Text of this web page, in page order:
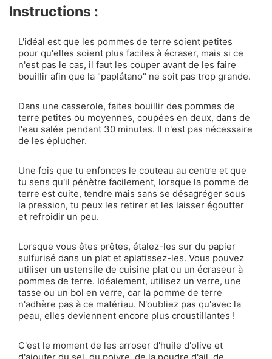
Instructions :
L'idéal est que les pommes de terre soient petites
pour qu'elles soient plus faciles à écraser, mais si ce
n'est pas le cas, il faut les couper avant de les faire
bouillir afin que la "paplátano" ne soit pas trop grande.
Dans une casserole, faites bouillir des pommes de
terre petites ou moyennes, coupées en deux, dans de
l'eau salée pendant 30 minutes. Il n'est pas nécessaire
de les éplucher.
Une fois que tu enfonces le couteau au centre et que
tu sens qu'il pénètre facilement, lorsque la pomme de
terre est cuite, tendre mais sans se désagréger sous
la pression, tu peux les retirer et les laisser égoutter
et refroidir un peu.
Lorsque vous êtes prêtes, étalez-les sur du papier
sulfurisé dans un plat et aplatissez-les. Vous pouvez
utiliser un ustensile de cuisine plat ou un écraseur à
pommes de terre. Idéalement, utilisez un verre, une
tasse ou un bol en verre, car la pomme de terre
n'adhère pas à ce matériau. N'oubliez pas qu'avec la
peau, elles deviennent encore plus croustillantes !
C'est le moment de les arroser d'huile d'olive et
d'ajouter du sel, du poivre, de la poudre d'ail, de